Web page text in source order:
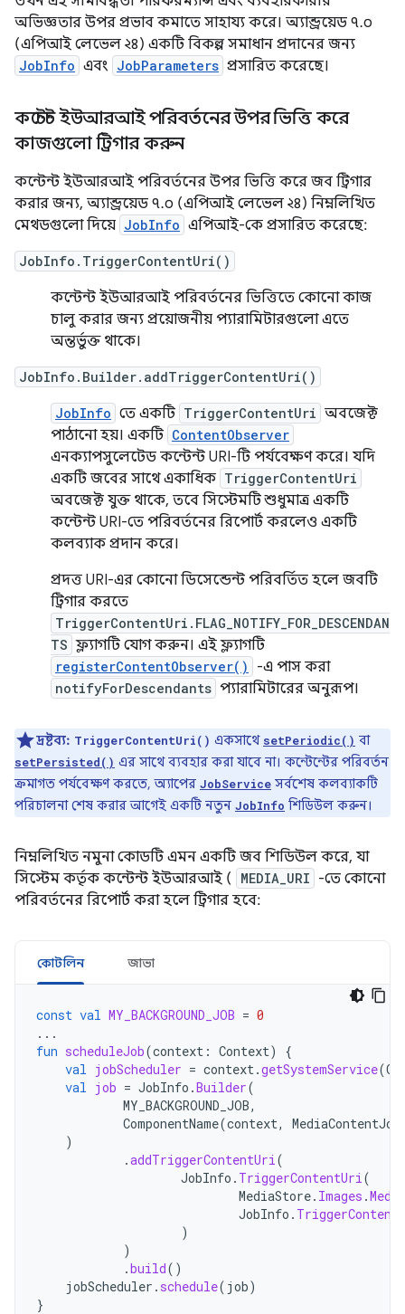
অভিজ্ঞতার উপর প্রভাব কমাতে সাহায্য করে। অ্যান্ড্রয়েড ৭.০
(এপিআই লেভেল ২৪) একটি বিকল্প সমাধান প্রদানের জন্য
JobInfo এবং JobParameters প্রসারিত করেছে।
কন্টেন্ট ইউআরআই পরিবর্তনের উপর ভিত্তি করে
কাজগুলো ট্রিগার করুন
কন্টেন্ট ইউআরআই পরিবর্তনের উপর ভিত্তি করে জব ট্রিগার
করার জন্য, অ্যান্ড্রয়েড ৭.০ (এপিআই লেভেল ২৪) নিম্নলিখিত
মেথডগুলো দিয়ে JobInfo এপিআই-কে প্রসারিত করেছে:
JobInfo.TriggerContentUri()
কন্টেন্ট ইউআরআই পরিবর্তনের ভিত্তিতে কোনো কাজ
চালু করার জন্য প্রয়োজনীয় প্যারামিটারগুলো এতে
অন্তর্ভুক্ত থাকে।
JobInfo.Builder.addTriggerContentUri()
JobInfo তে একটি TriggerContentUri অবজেক্ট
পাঠানো হয়। একটি ContentObserver
এনক্যাপসুলেটেড কন্টেন্ট URI-টি পর্যবেক্ষণ করে। যদি
একটি জবের সাথে একাধিক TriggerContentUri
অবজেক্ট যুক্ত থাকে, তবে সিস্টেমটি শুধুমাত্র একটি
কন্টেন্ট URI-তে পরিবর্তনের রিপোর্ট করলেও একটি
কলব্যাক প্রদান করে।
প্রদত্ত URI-এর কোনো ডিসেন্ডেন্ট পরিবর্তিত হলে জবটি
ট্রিগার করতে
TriggerContentUri.FLAG_NOTIFY_FOR_DESCENDAN
TS ফ্ল্যাগটি যোগ করুন। এই ফ্ল্যাগটি
registerContentObserver() -এ পাস করা
notifyForDescendants প্যারামিটারের অনুরূপ।
দ্রষ্টব্য: TriggerContentUri() একসাথে setPeriodic() বা
setPersisted() এর সাথে ব্যবহার করা যাবে না। কন্টেন্টের পরিবর্তন
ক্রমাগত পর্যবেক্ষণ করতে, অ্যাপের JobService সর্বশেষ কলব্যাকটি
পরিচালনা শেষ করার আগেই একটি নতুন JobInfo শিডিউল করুন।
নিম্নলিখিত নমুনা কোডটি এমন একটি জব শিডিউল করে, যা
সিস্টেম কর্তৃক কন্টেন্ট ইউআরআই (
MEDIA_URI -তে কোনো
পরিবর্তনের রিপোর্ট করা হলে ট্রিগার হবে:
কোটলিন জাভা
const val MY_BACKGROUND_JOB = 0
...
fun scheduleJob(context : Context)
{
val jobScheduler = context.getSystemService(
val job = JobInfo .Builder(
MY_BACKGROUND_JOB,
ComponentName(context, MediaContentJob
)
.addTriggerContentUri(
JobInfo . TriggerContentUri(
MediaStore. Images .Media
JobInfo .
)
)
.build()
jobScheduler . schedule( job)
}